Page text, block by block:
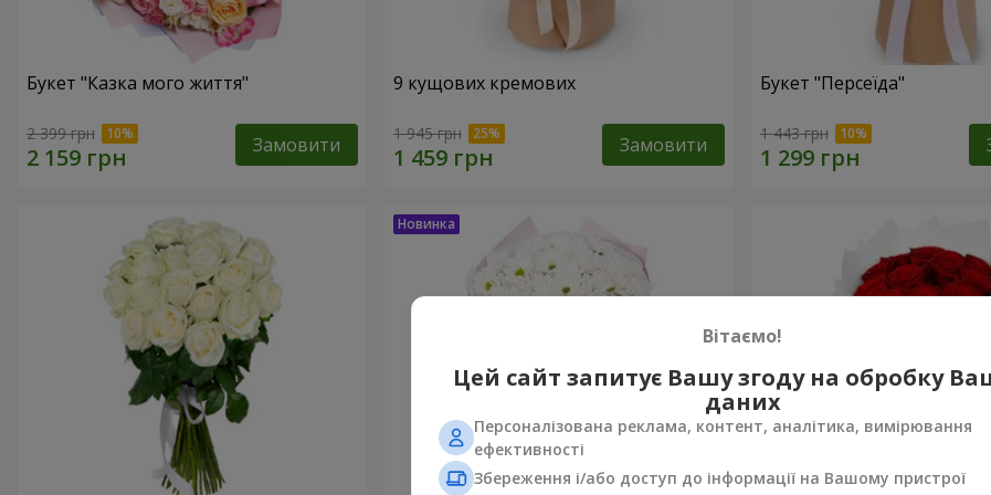
Букет "Казка мого життя"
2 399 грн Замовити
9 кущових кремових
1 945 грн Замовити
Букет "Персеїда"
1 443 грн
Вітаємо!
Цей сайт запитує Вашу згоду на обробку
даних
Персоналізована реклама, контент, аналітика, вимірювання
ефективності
Збереження і/або доступ до інформації на Вашому пристрої